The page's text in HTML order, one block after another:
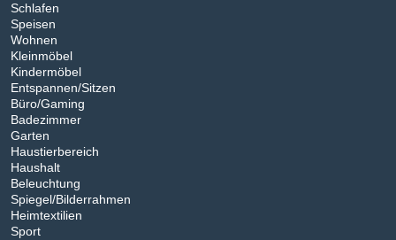
Schlafen
Speisen
Wohnen
Kleinmöbel
Kindermöbel
Entspannen/Sitzen
Büro/Gaming
Badezimmer
Garten
Haustierbereich
Haushalt
Beleuchtung
Spiegel/Bilderrahmen
Heimtextilien
Sport